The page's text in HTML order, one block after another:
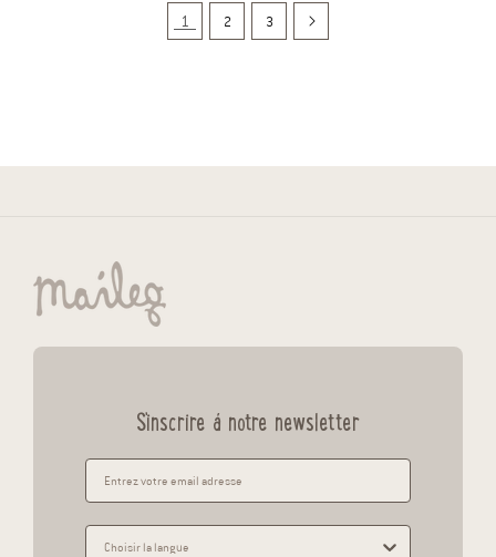
1 2 3
S'inscrire á notre newsletter